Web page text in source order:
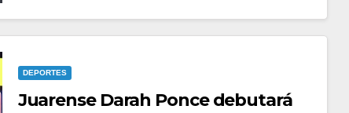
DEPORTES
Juarense Darah Ponce debutará